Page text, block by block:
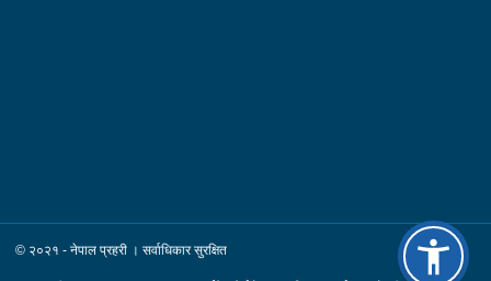
© २०२१ - नेपाल प्रहरी । सर्वाधिकार सुरक्षित